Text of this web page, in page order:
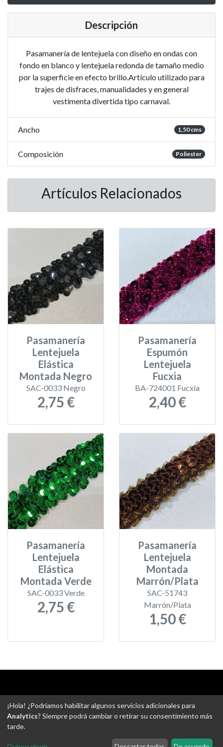
Descripción
Pasamanería de lentejuela con diseño en ondas con
fondo en blanco y lentejuela redonda de tamaño medio
por la superficie en efecto brillo.Artículo utilizado para
trajes de disfraces, manualidades y en general
vestimenta divertida tipo carnaval.
Ancho 1,50 cms
Composición Poliester
Artículos Relacionados
Pasamanería
Lentejuela
Elástica
Montada Negro
SAC-0033 Negro
2,75 €
Pasamanería
Espumón
Lentejuela
Fucxia
BA-724001 Fucxia
2,40 €
Pasamanería
Lentejuela
Elástica
Montada Verde
SAC-0033 Verde
2,75 €
Pasamanería
Lentejuela
Montada
Marrón/Plata
SAC-51743
Marrón/Plata
1,50 €
-Gastos de envío-Uso de cookies-Ajustes de Cookies
¡Hola! ¿Podríamos habilitar algunos servicios adicionales para
Analytics? Siempre podrá cambiar o retirar su consentimiento más
tarde.